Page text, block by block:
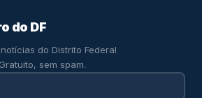
do DF
do Distrito Federal
sem spam.